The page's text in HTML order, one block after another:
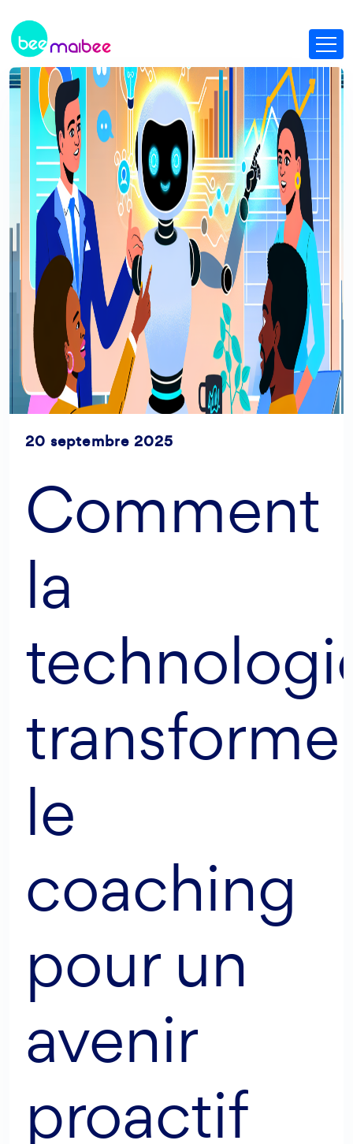
20 septembre 2025
Comment
la
transforme
le
coaching
pour un
avenir
proactif
Maibee AI Agent
Bonjour ! Comment puis-je vous aider aujourd'hui ? Voulez-
vous essayer Maibee, demander des renseignements, ou
prendre rendez-vous avec nous ?